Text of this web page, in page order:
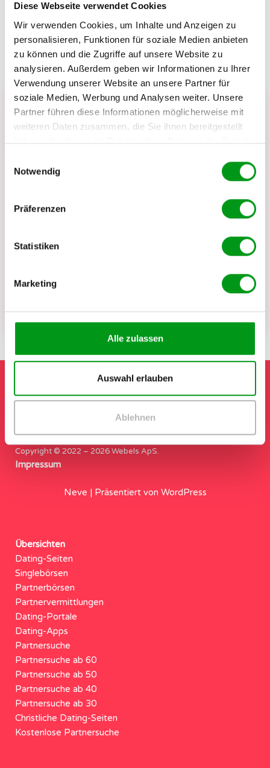
Diese Webseite verwendet Cookies
Wir verwenden Cookies, um Inhalte und Anzeigen zu
personalisieren, Funktionen für soziale Medien anbieten
zu können und die Zugriffe auf unsere Website zu
analysieren. Außerdem geben wir Informationen zu Ihrer
Verwendung unserer Website an unsere Partner für
soziale Medien, Werbung und Analysen weiter. Unsere
Partner führen diese Informationen möglicherweise mit
weiteren Daten zusammen, die Sie ihnen bereitgestellt
haben oder die sie im Rahmen Ihrer Nutzung der Dienste
Notwendig
Präferenzen
Statistiken
Marketing
Alle zulassen
Auswahl erlauben
Ablehnen
Kontakt
Kontaktiere uns – wir hören zu
Auf Datingleben.de testen, bewerten und
Vorschläge, was wir prüfen sollten? Schreib uns
Kosten/Abos, Funktionen, Fake-Profilen oder
passende Plattform sicherer zu finden.
Wir antworten in der Regel schnell – und
Copyright © 2022 – 2026 Webels ApS.
Impressum
Neve | Präsentiert von WordPress
Übersichten
Dating-Seiten
Singlebörsen
Partnerbörsen
Partnervermittlungen
Dating-Portale
Dating-Apps
Partnersuche
Partnersuche ab 60
Partnersuche ab 50
Partnersuche ab 40
Partnersuche ab 30
Christliche Dating-Seiten
Kostenlose Partnersuche